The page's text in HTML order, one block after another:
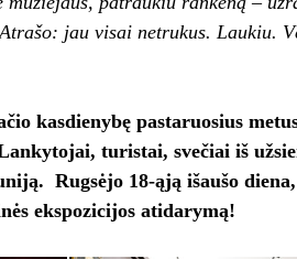
jau visai netrukus. Laukiu.
kasdienybę pastaruosius
turistai, svečiai iš
Rugsėjo 18-ąją išaušo
ekspozicijos atidarymą!